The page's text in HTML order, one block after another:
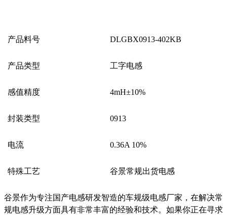
产品料号 DLGBX0913-402KB
产品类型 工字电感
感值精度 4mH±10%
封装类型 0913
电流 0.36A 10%
特殊工艺 谷景常规出货电感
谷景作为专注国产电感研发智造的车规级电感厂家，在解决常
规电感升级方面具有非常丰富的经验和技术。如果你正在寻求